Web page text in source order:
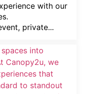
with our
private...